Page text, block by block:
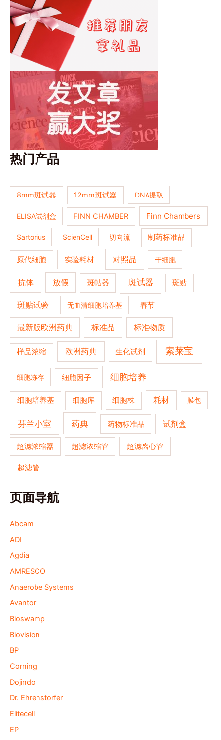
热门产品
8mm斑试器 12mm斑试器 DNA提取
ELISA试剂盒 FINN CHAMBER Finn Chambers
Sartorius ScienCell 切向流 制药标准品
原代细胞 实验耗材 对照品 干细胞
抗体 放假 斑帖器 斑试器 斑贴
斑贴试验 无血清细胞培养基 春节
最新版欧洲药典 标准品 标准物质
样品浓缩 欧洲药典 生化试剂 索莱宝
细胞冻存 细胞因子 细胞培养
细胞培养基 细胞库 细胞株 耗材 膜包
芬兰小室 药典 药物标准品 试剂盒
超滤浓缩器 超滤浓缩管 超滤离心管
超滤管
页面导航
Abcam
ADI
Agdia
AMRESCO
Anaerobe Systems
Avantor
Bioswamp
Biovision
BP
Corning
Dojindo
Dr. Ehrenstorfer
Elitecell
EP